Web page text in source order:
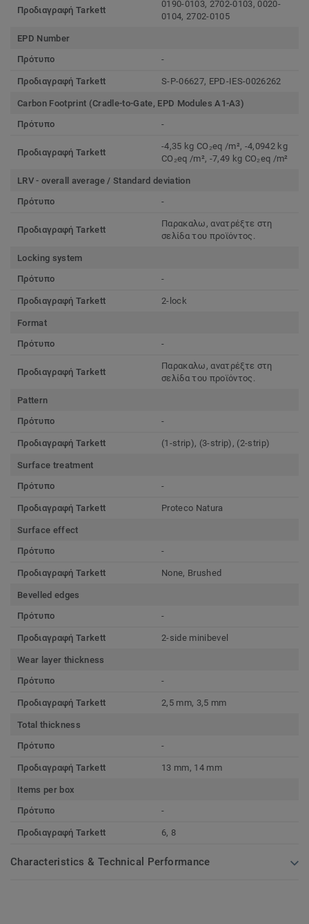
Προδιαγραφή Tarkett
0190-0103, 2702-0103, 0020-
0104, 2702-0105
EPD Number
Πρότυπο
-
Προδιαγραφή Tarkett S-P-06627, EPD-IES-0026262
Carbon Footprint (Cradle-to-Gate, EPD Modules A1-A3)
Πρότυπο
-
Προδιαγραφή Tarkett
-4,35 kg CO₂eq /m², -4,0942 kg
CO₂eq /m², -7,49 kg CO₂eq /m²
LRV - overall average / Standard deviation
Πρότυπο
-
Προδιαγραφή Tarkett
Παρακαλω, ανατρέξτε στη
σελίδα του προϊόντος.
Locking system
Πρότυπο
-
Προδιαγραφή Tarkett 2-lock
Format
Πρότυπο
-
Προδιαγραφή Tarkett
Παρακαλω, ανατρέξτε στη
σελίδα του προϊόντος.
Pattern
Πρότυπο
-
Προδιαγραφή Tarkett (1-strip), (3-strip), (2-strip)
Surface treatment
Πρότυπο
-
Προδιαγραφή Tarkett Proteco Natura
Surface effect
Πρότυπο
-
Προδιαγραφή Tarkett None, Brushed
Bevelled edges
Πρότυπο
-
Προδιαγραφή Tarkett 2-side minibevel
Wear layer thickness
Πρότυπο
-
Προδιαγραφή Tarkett 2,5 mm, 3,5 mm
Total thickness
Πρότυπο
-
Προδιαγραφή Tarkett 13 mm, 14 mm
Items per box
Πρότυπο
-
Προδιαγραφή Tarkett 6, 8
Characteristics & Technical Performance